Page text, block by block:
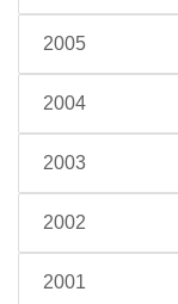
2005
2004
2003
2002
2001